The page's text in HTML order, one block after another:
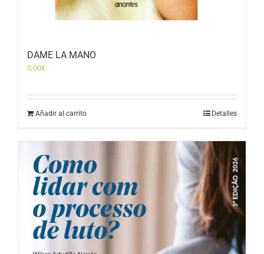
DAME LA MANO
0,00€
Añadir al carrito Detalles